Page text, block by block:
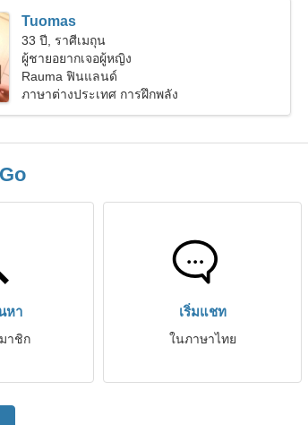
Tuomas
33 ปี, ราศีเมถุน
ผู้ชายอยากเจอผู้หญิง
Rauma ฟินแลนด์
ภาษาต่างประเทศ การฝึกพลัง
หา
าชิก
เริ่มแชท
ในภาษาไทย